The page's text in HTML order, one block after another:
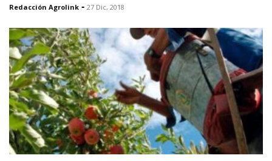
Redacción Agrolink - 27 Dic, 2018